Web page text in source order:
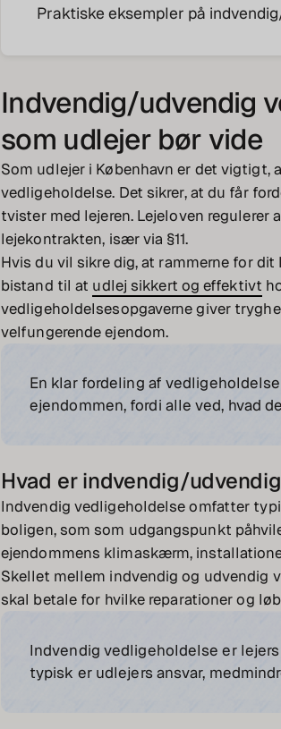
Praktiske eksempler på
Indvendig/udvendig
som udlejer bør vide
Som udlejer i København er det vigtigt,
vedligeholdelse. Det sikrer, at du får
tvister med lejeren. Lejeloven regulerer
lejekontrakten, især via §11.
Hvis du vil sikre dig, at rammerne for
bistand til at udlej sikkert og effektivt
vedligeholdelsesopgaverne giver
velfungerende ejendom.
En klar fordeling af
ejendommen, fordi alle ved, hvad
Hvad er indvendig/
Indvendig vedligeholdelse omfatter
boligen, som som udgangspunkt
ejendommens klimaskærm,
Skellet mellem indvendig og udvendig
skal betale for hvilke reparationer og
Indvendig vedligeholdelse er
typisk er udlejers ansvar,